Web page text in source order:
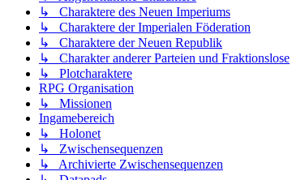
↳ Charaktere des Neuen Imperiums
↳ Charaktere der Imperialen Föderation
↳ Charaktere der Neuen Republik
↳ Charakter anderer Parteien und Fraktionslose
↳ Plotcharaktere
RPG Organisation
↳ Missionen
Ingamebereich
↳ Holonet
↳ Zwischensequenzen
↳ Archivierte Zwischensequenzen